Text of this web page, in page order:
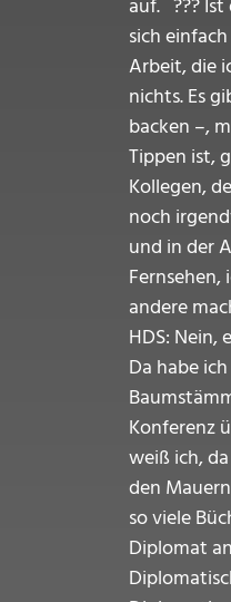
auf. ??? Ist
sich
Arbeit, die
nichts. Es
backen –,
Tippen ist,
Kollegen,
noch
und in der
andere
HDS:
Da habe
Konferenz
weiß ich,
den
so viele
Diplomat